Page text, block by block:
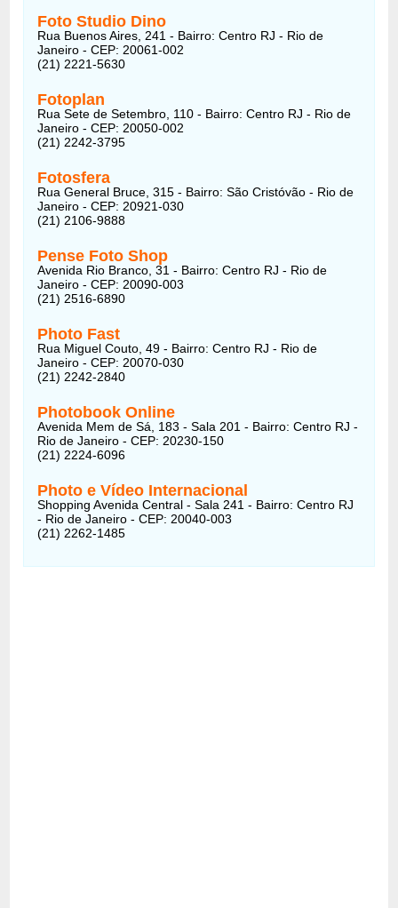
Foto Studio Dino
Rua Buenos Aires, 241 - Bairro: Centro RJ - Rio de
Janeiro - CEP: 20061-002
(21) 2221-5630
Fotoplan
Rua Sete de Setembro, 110 - Bairro: Centro RJ - Rio de
Janeiro - CEP: 20050-002
(21) 2242-3795
Fotosfera
Rua General Bruce, 315 - Bairro: São Cristóvão - Rio de
Janeiro - CEP: 20921-030
(21) 2106-9888
Pense Foto Shop
Avenida Rio Branco, 31 - Bairro: Centro RJ - Rio de
Janeiro - CEP: 20090-003
(21) 2516-6890
Photo Fast
Rua Miguel Couto, 49 - Bairro: Centro RJ - Rio de
Janeiro - CEP: 20070-030
(21) 2242-2840
Photobook Online
Avenida Mem de Sá, 183 - Sala 201 - Bairro: Centro RJ -
Rio de Janeiro - CEP: 20230-150
(21) 2224-6096
Photo e Vídeo Internacional
Shopping Avenida Central - Sala 241 - Bairro: Centro RJ
- Rio de Janeiro - CEP: 20040-003
(21) 2262-1485